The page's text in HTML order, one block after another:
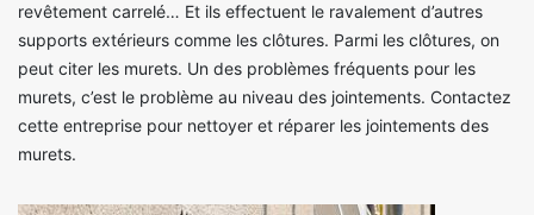
revêtement carrelé… Et ils effectuent le ravalement d’autres
supports extérieurs comme les clôtures. Parmi les clôtures, on
peut citer les murets. Un des problèmes fréquents pour les
murets, c’est le problème au niveau des jointements. Contactez
cette entreprise pour nettoyer et réparer les jointements des
murets.